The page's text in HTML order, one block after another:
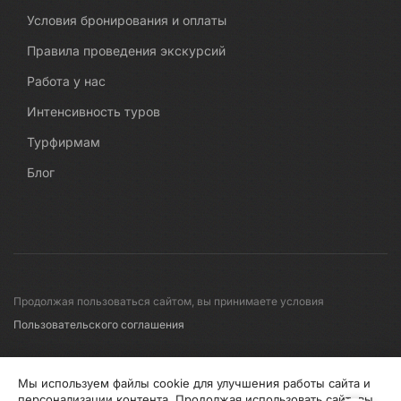
Условия бронирования и оплаты
Правила проведения экскурсий
Работа у нас
Интенсивность туров
Турфирмам
Блог
Продолжая пользоваться сайтом, вы принимаете условия
Пользовательского соглашения
© 2008-2026 Первые линии
Мы используем файлы cookie для улучшения работы сайта и